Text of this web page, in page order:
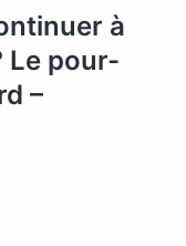
à
Le pour-
–